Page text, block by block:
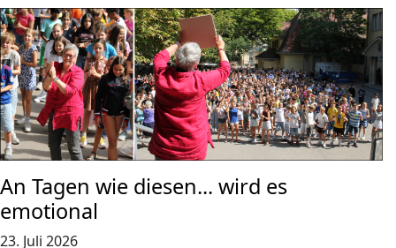
An Tagen wie diesen... wird es
emotional
23. Juli 2026